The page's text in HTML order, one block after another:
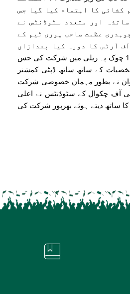
کشائی کا اہتمام کیا گیا جس
اور متعدد سٹوڈنٹس نے
عظمت صاحب پوری ٹیم کے
آرٹس کا دورہ کیا بعدازاں
پوری ٹیم کے ہمراہ 15 چوک پہ ریلی میں شرکت کی جس
کے ساتھ ساتھ ڈپٹی کمشنر
نے بطور مہمان خصوصی شرکت
آف چکوال کے سٹوڈنٹس نے اعلی
ساتھ دیتے ہوئے بھرپور شرکت کی